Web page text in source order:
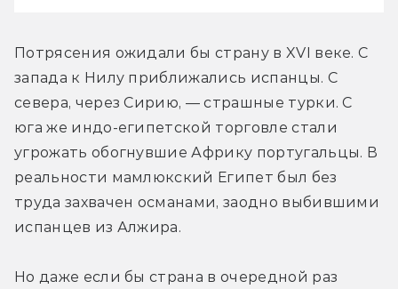
Потрясения ожидали бы страну в XVI веке. С
запада к Нилу приближались испанцы. С
севера, через Сирию, — страшные турки. С
юга же индо-египетской торговле стали
угрожать обогнувшие Африку португальцы. В
реальности мамлюкский Египет был без
труда захвачен османами, заодно выбившими
испанцев из Алжира.
Но даже если бы страна в очередной раз